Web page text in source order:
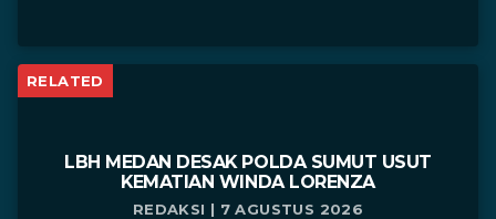
RELATED
LBH MEDAN DESAK POLDA SUMUT USUT
KEMATIAN WINDA LORENZA
REDAKSI | 7 AGUSTUS 2026